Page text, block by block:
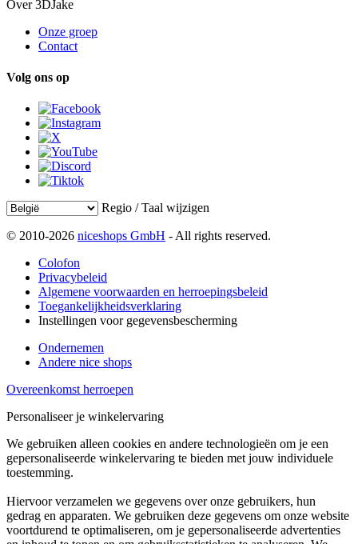
Over 3DJake
Onze groep
Contact
Volg ons op
Regio / Taal wijzigen
© 2010-2026 niceshops GmbH - All rights reserved.
Colofon
Privacybeleid
Algemene voorwaarden en herroepingsbeleid
Toegankelijkheidsverklaring
Instellingen voor gegevensbescherming
Ondernemen
Andere nice shops
Overeenkomst herroepen
Personaliseer je winkelervaring
We gebruiken alleen cookies en andere technologieën om je een
gepersonaliseerde winkelervaring te bieden met jouw individuele
toestemming.
Hiervoor verzamelen we gegevens over onze gebruikers, hun
gedrag en apparaten. We gebruiken deze gegevens om onze website
voortdurend te optimaliseren, om je gepersonaliseerde advertenties